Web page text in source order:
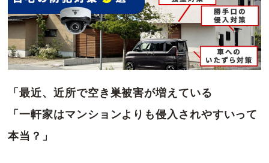
「最近、近所で空き巣被害が増えている
「一軒家はマンションよりも侵入されやすいって
本当？」